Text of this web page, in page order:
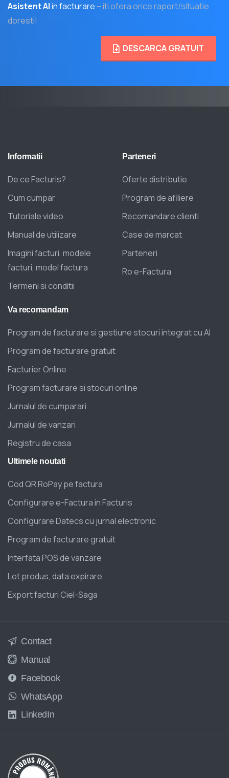
Asistent AIin facturare – iti ofera orice raport/situatie
doresti!
DESCARCA GRATUIT
Informatii
De ce Facturis?
Cum cumpar
Tutoriale video
Manual de utilizare
Imagini facturi, modele
facturi, model factura
Termeni si conditii
Parteneri
Oferte distributie
Program de afiliere
Recomandare clienti
Case de marcat
Parteneri
Ro e-Factura
Va recomandam
Program de facturare si gestiune stocuri integrat cu AI
Program de facturare gratuit
Facturier Online
Program facturare si stocuri online
Jurnalul de cumparari
Jurnalul de vanzari
Registru de casa
Ultimele noutati
Cod QR RoPay pe factura
Configurare e-Factura in Facturis
Configurare Datecs cu jurnal electronic
Program de facturare gratuit
Interfata POS de vanzare
Lot produs, data expirare
Export facturi Ciel-Saga
Contact
Manual
Facebook
WhatsApp
LinkedIn